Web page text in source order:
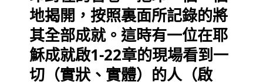
地揭開，按照裏面所記錄的將
其全部成就。這時有一位在耶
穌成就啟1-22章的現場看到一
切（實狀、實體）的人（啟